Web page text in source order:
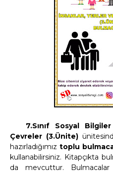
7.Sınıf Sosyal Bilgiler
Çevreler (3.Ünite)
hazırladığımız toplu bulmaca
kullanabilirsiniz. Kitapçıkta
da mevcuttur. Bulmacalar